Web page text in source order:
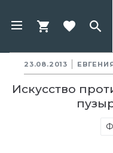
23.08.2013
Искусство